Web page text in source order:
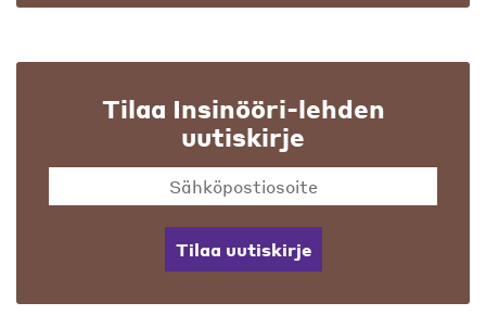
Tilaa Insinööri-lehden
uutiskirje
Tilaa uutiskirje